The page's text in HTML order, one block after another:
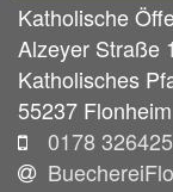
Katholische
Alzeyer Straße
Katholisches
55237 Flonheim
0178